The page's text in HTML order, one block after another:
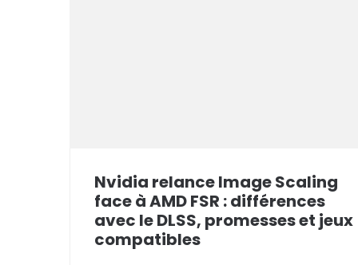
Nvidia relance Image Scaling
face à AMD FSR : différences
avec le DLSS, promesses et jeux
compatibles